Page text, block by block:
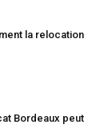
la relocation
Bordeaux peut